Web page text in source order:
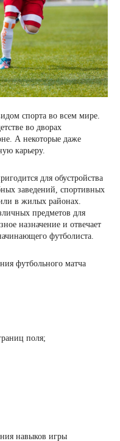
спорта во всем мире.
во дворах
А некоторые даже
карьеру.
для обустройства
заведений, спортивных
в жилых районах.
предметов для
назначение и отвечает
футболиста.
футбольного матча
поля;
навыков игры